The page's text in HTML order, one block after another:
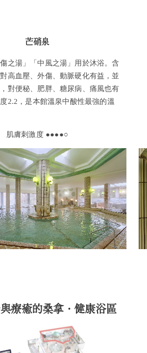
芒硝泉
之湯」「中風之湯」用於沐浴。含
高血壓、外傷、動脈硬化有益，並
對便秘、肥胖、糖尿病、痛風也有
2.2，是本館溫泉中酸性最強的溫
肌膚刺激度 ●●●●○
療癒的桑拿・健康浴區